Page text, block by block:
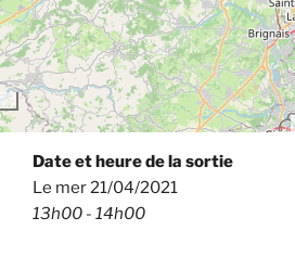
Date et heure de la sortie
Le mer 21/04/2021
13h00 - 14h00